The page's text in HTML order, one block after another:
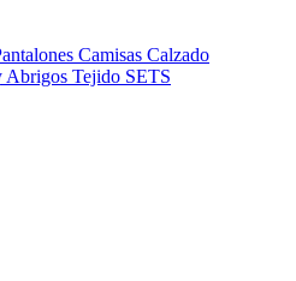
Camisas Calzado
Abrigos Tejido SETS